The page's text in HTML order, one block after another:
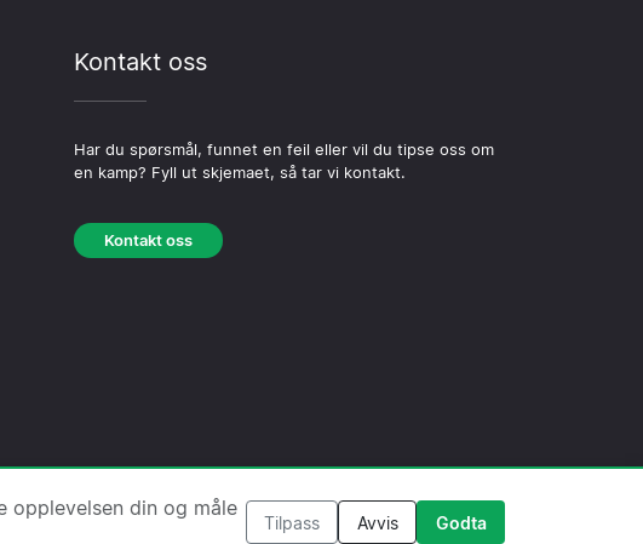
Kontakt oss
Har du spørsmål, funnet en feil eller vil du tipse oss om
en kamp? Fyll ut skjemaet, så tar vi kontakt.
Kontakt oss
Informasjonskapsel-policy ·Redaksjonell policy
opplevelsen din og måle
Tilpass Avvis Godta